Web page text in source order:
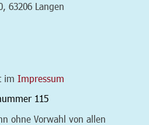
63206 Langen
im Impressum
115
ohne Vorwahl von allen